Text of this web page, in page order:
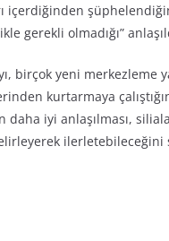
içerdiğinden
gerekli olmadığı”
birçok yeni merkezleme
kurtarmaya
daha iyi anlaşılması,
ilerletebileceğini